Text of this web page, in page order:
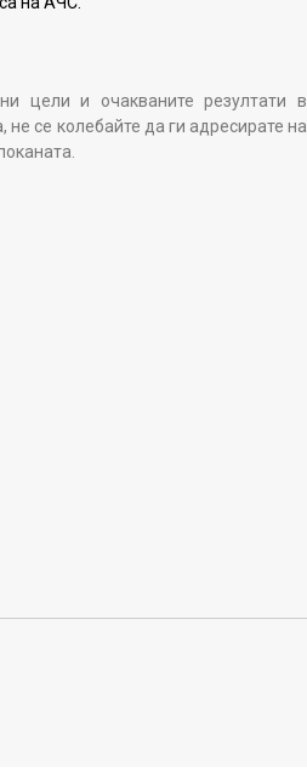
цели и очакваните резултати в
не се колебайте да ги адресирате на